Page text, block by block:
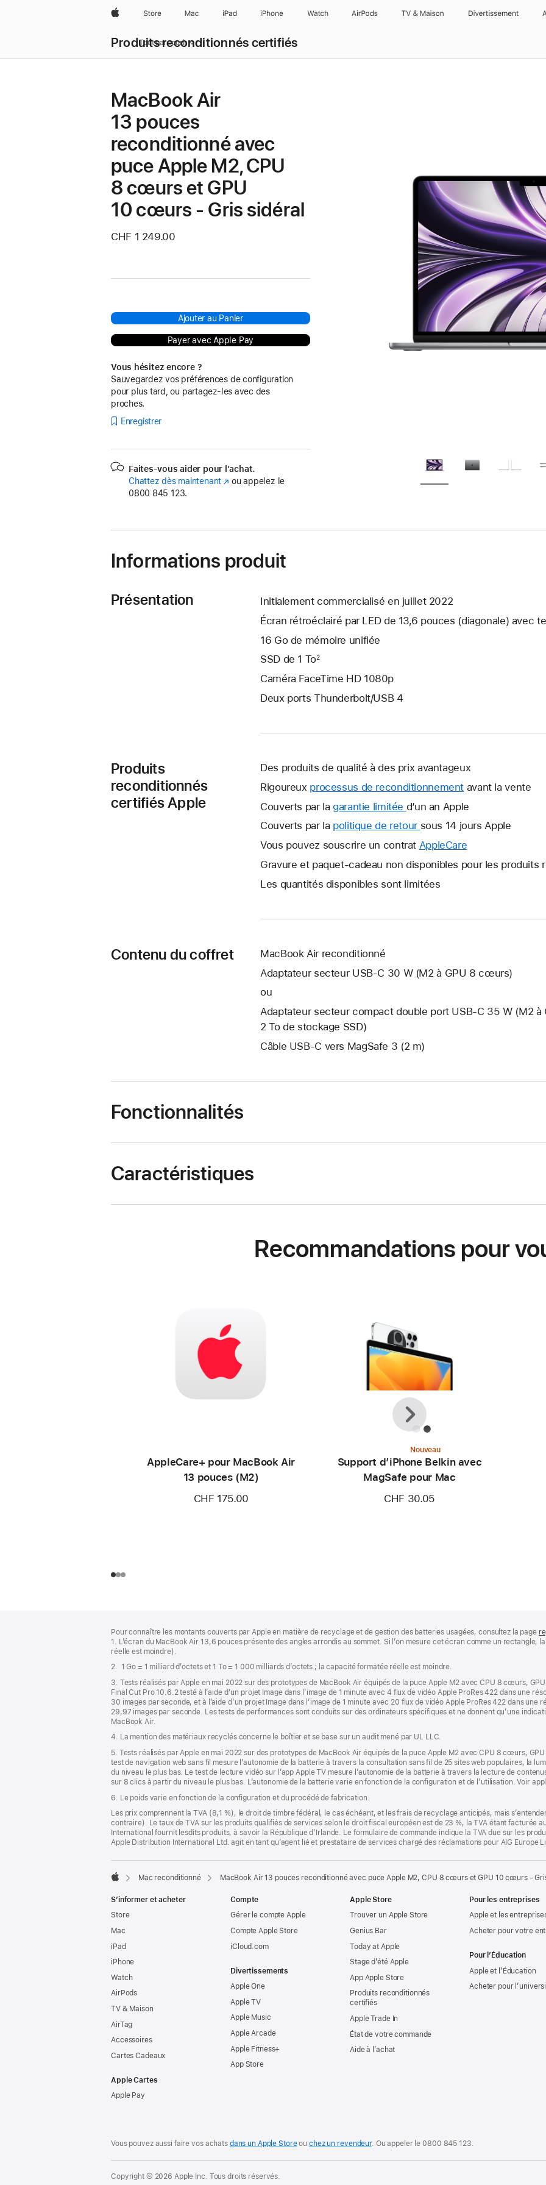
AppleStore Mac iPad iPhone Watch AirPods TV & Maison Divertissements
Produits reconditionnés certifiés
Tout parcourir
MacBook Air
13 pouces
reconditionné avec
puce Apple M2, CPU
8 cœurs et GPU
10 cœurs - Gris sidéral
CHF 1 249.00
Ajouter au Panier
Payer avec Apple Pay
Vous hésitez encore ?
Sauvegardez vos préférences de configuration
pour plus tard, ou partagez-les avec des
proches.
Enregistrer
Faites-vous aider pour l’achat.
Chattez dès maintenant (s’ouvre
fenêtre)
ou appelez le
0800 845 123.
Informations produit
Présentation
Initialement commercialisé en juillet 2022
Écran rétroéclairé par LED de 13,6 pouces (diagonale) avec
16 Go de mémoire unifiée
SSD de 1 To2
Caméra FaceTime HD 1080p
Deux ports Thunderbolt/USB 4
Produits
reconditionnés
certifiés Apple
Des produits de qualité à des prix avantageux
Rigoureux processus de reconditionnement avant la vente
Couverts par la garantie limitée Une
nouvelle
s’ouvre.
d’un an Apple
Couverts par la politique de retour Une
nouvelle
s’ouvre.
sous 14 jours Apple
Vous pouvez souscrire un contrat AppleCare
nouvelle
Gravure et paquet-cadeau non disponibles pour les produits
Les quantités disponibles sont limitées
Contenu du coffret
MacBook Air reconditionné
Adaptateur secteur USB‑C 30 W (M2 à GPU 8 cœurs)
ou
Adaptateur secteur compact double port USB-C 35 W (M2
2 To de stockage SSD)
Câble USB-C vers MagSafe 3 (2 m)
Fonctionnalités
Caractéristiques
Recommandations pour
AppleCare+ pour MacBook Air
13 pouces (M2)
CHF 175.00
Nouveau
Support d’iPhone Belkin avec
MagSafe pour Mac
CHF 30.05
Précédent
Suivant
de
page
de
bas
page
Pour connaître les montants couverts par Apple en matière de recyclage et de gestion des batteries usagées, consultez la page
1. L’écran du MacBook Air 13,6 pouces présente des angles arrondis au sommet. Si l’on mesure cet écran comme un rectangle,
réelle est moindre).
2. 1 Go = 1 milliard d’octets et 1 To = 1 000 milliards d’octets ; la capacité formatée réelle est moindre.
3. Tests réalisés par Apple en mai 2022 sur des prototypes de MacBook Air équipés de la puce Apple M2 avec CPU 8 cœurs,
Final Cut Pro 10.6.2 testé à l’aide d’un projet Image dans l’image de 1 minute avec 4 flux de vidéo Apple ProRes 422 dans une
30 images par seconde, et à l’aide d’un projet Image dans l’image de 1 minute avec 20 flux de vidéo Apple ProRes 422 dans
29,97 images par seconde. Les tests de performances sont conduits sur des ordinateurs spécifiques et ne donnent qu’une
MacBook Air.
4. La mention des matériaux recyclés concerne le boîtier et se base sur un audit mené par UL LLC.
5. Tests réalisés par Apple en mai 2022 sur des prototypes de MacBook Air équipés de la puce Apple M2 avec CPU 8 cœurs,
test de navigation web sans fil mesure l’autonomie de la batterie à travers la consultation sans fil de 25 sites web populaires, la
du niveau le plus bas. Le test de lecture vidéo sur l’app Apple TV mesure l’autonomie de la batterie à travers la lecture de
sur 8 clics à partir du niveau le plus bas. L’autonomie de la batterie varie en fonction de la configuration et de l’utilisation. Voir
6. Le poids varie en fonction de la configuration et du procédé de fabrication.
Les prix comprennent la TVA (8,1 %), le droit de timbre fédéral, le cas échéant, et les frais de recyclage anticipés, mais
contraire). Le taux de TVA sur les produits qualifiés de services selon le droit fiscal européen est de 23 %, la TVA étant facturée
International fournit lesdits produits, à savoir la République d’Irlande. Le formulaire de commande indique la TVA due sur les
Apple Distribution International Ltd. agit en tant qu’agent lié et prestataire de services chargé des réclamations pour AIG Europe
Mac reconditionné MacBook Air 13 pouces reconditionné avec puce Apple M2, CPU 8 cœurs et GPU 10 cœurs -
S’informer et acheter
Store
Mac
iPad
iPhone
Watch
AirPods
TV & Maison
AirTag
Accessoires
Cartes Cadeaux
Apple Cartes
Apple Pay
Compte
Gérer le compte Apple
Compte Apple Store
iCloud.com
Divertissements
Apple One
Apple TV
Apple Music
Apple Arcade
Apple Fitness+
App Store
Apple Store
Trouver un Apple Store
Genius Bar
Today at Apple
Stage d’été Apple
App Apple Store
Produits reconditionnés
certifiés
Apple Trade In
État de votre commande
Aide à l’achat
Pour les entreprises
Apple et les
Acheter pour votre
Pour l’Éducation
Apple et l’Éducation
Acheter pour
Vous pouvez aussi faire vos achats dans un Apple Storeouchez un revendeur. Ouappeler le0800 845 123.
Copyright © 2026 Apple Inc. Tous droits réservés.